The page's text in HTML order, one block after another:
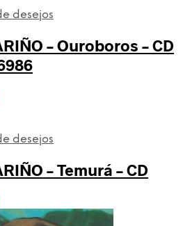
desejos
– Ouroboros – CD
desejos
– Temurá – CD